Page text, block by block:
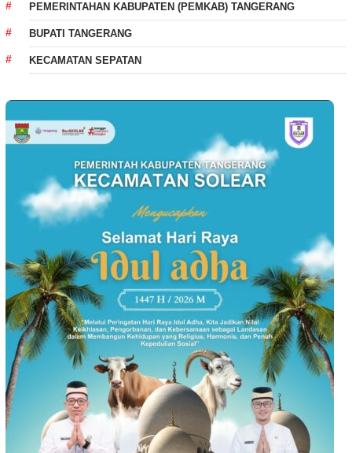
PEMERINTAHAN KABUPATEN (PEMKAB) TANGERANG
BUPATI TANGERANG
KECAMATAN SEPATAN